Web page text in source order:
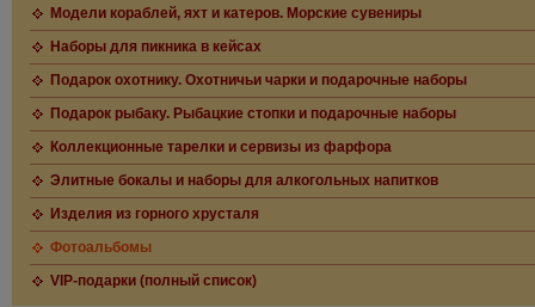
Модели кораблей, яхт и катеров. Морские сувениры
Наборы для пикника в кейсах
Подарок охотнику. Охотничьи чарки и подарочные наборы
Подарок рыбаку. Рыбацкие стопки и подарочные наборы
Коллекционные тарелки и сервизы из фарфора
Элитные бокалы и наборы для алкогольных напитков
Изделия из горного хрусталя
Фотоальбомы
VIP-подарки (полный список)